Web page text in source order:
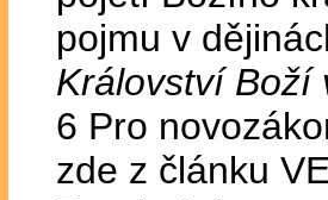
pojmu v
Království Boží
6 Pro
zde z článku